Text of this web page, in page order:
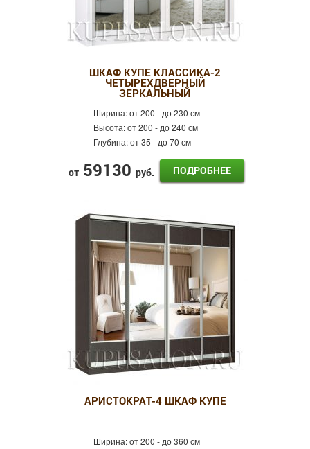
ШКАФ КУПЕ КЛАССИКА-2
ЧЕТЫРЕХДВЕРНЫЙ
ЗЕРКАЛЬНЫЙ
Ширина:от 200 - до 230 см
Высота:от 200 - до 240 см
Глубина:от 35 - до 70 см
от 59130 руб. ПОДРОБНЕЕ
АРИСТОКРАТ-4 ШКАФ КУПЕ
Ширина:от 200 - до 360 см